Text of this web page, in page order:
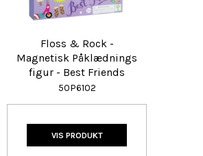
Floss & Rock -
Magnetisk Påklædnings
figur - Best Friends
50P6102
VIS PRODUKT